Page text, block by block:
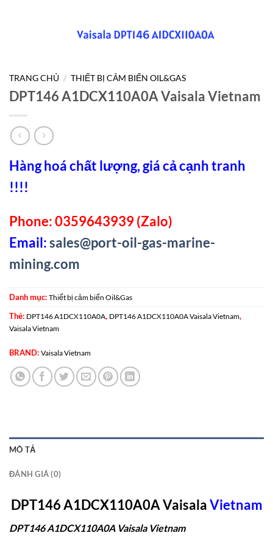
TRANG CHỦ / THIẾT BỊ CẢM BIẾN OIL&GAS
DPT146 A1DCX110A0A Vaisala Vietnam
Hàng hoá chất lượng, giá cả cạnh tranh
!!!!
Phone: 0359643939 (Zalo)
Email:sales@port-oil-gas-marine-
mining.com
Danh mục: Thiết bị cảm biến Oil&Gas
Thẻ: DPT146 A1DCX110A0A, DPT146 A1DCX110A0A Vaisala Vietnam,
Vaisala Vietnam
BRAND: Vaisala Vietnam
MÔ TẢ
ĐÁNH GIÁ (0)
DPT146 A1DCX110A0A VaisalaVietnam
DPT146 A1DCX110A0A Vaisala Vietnam